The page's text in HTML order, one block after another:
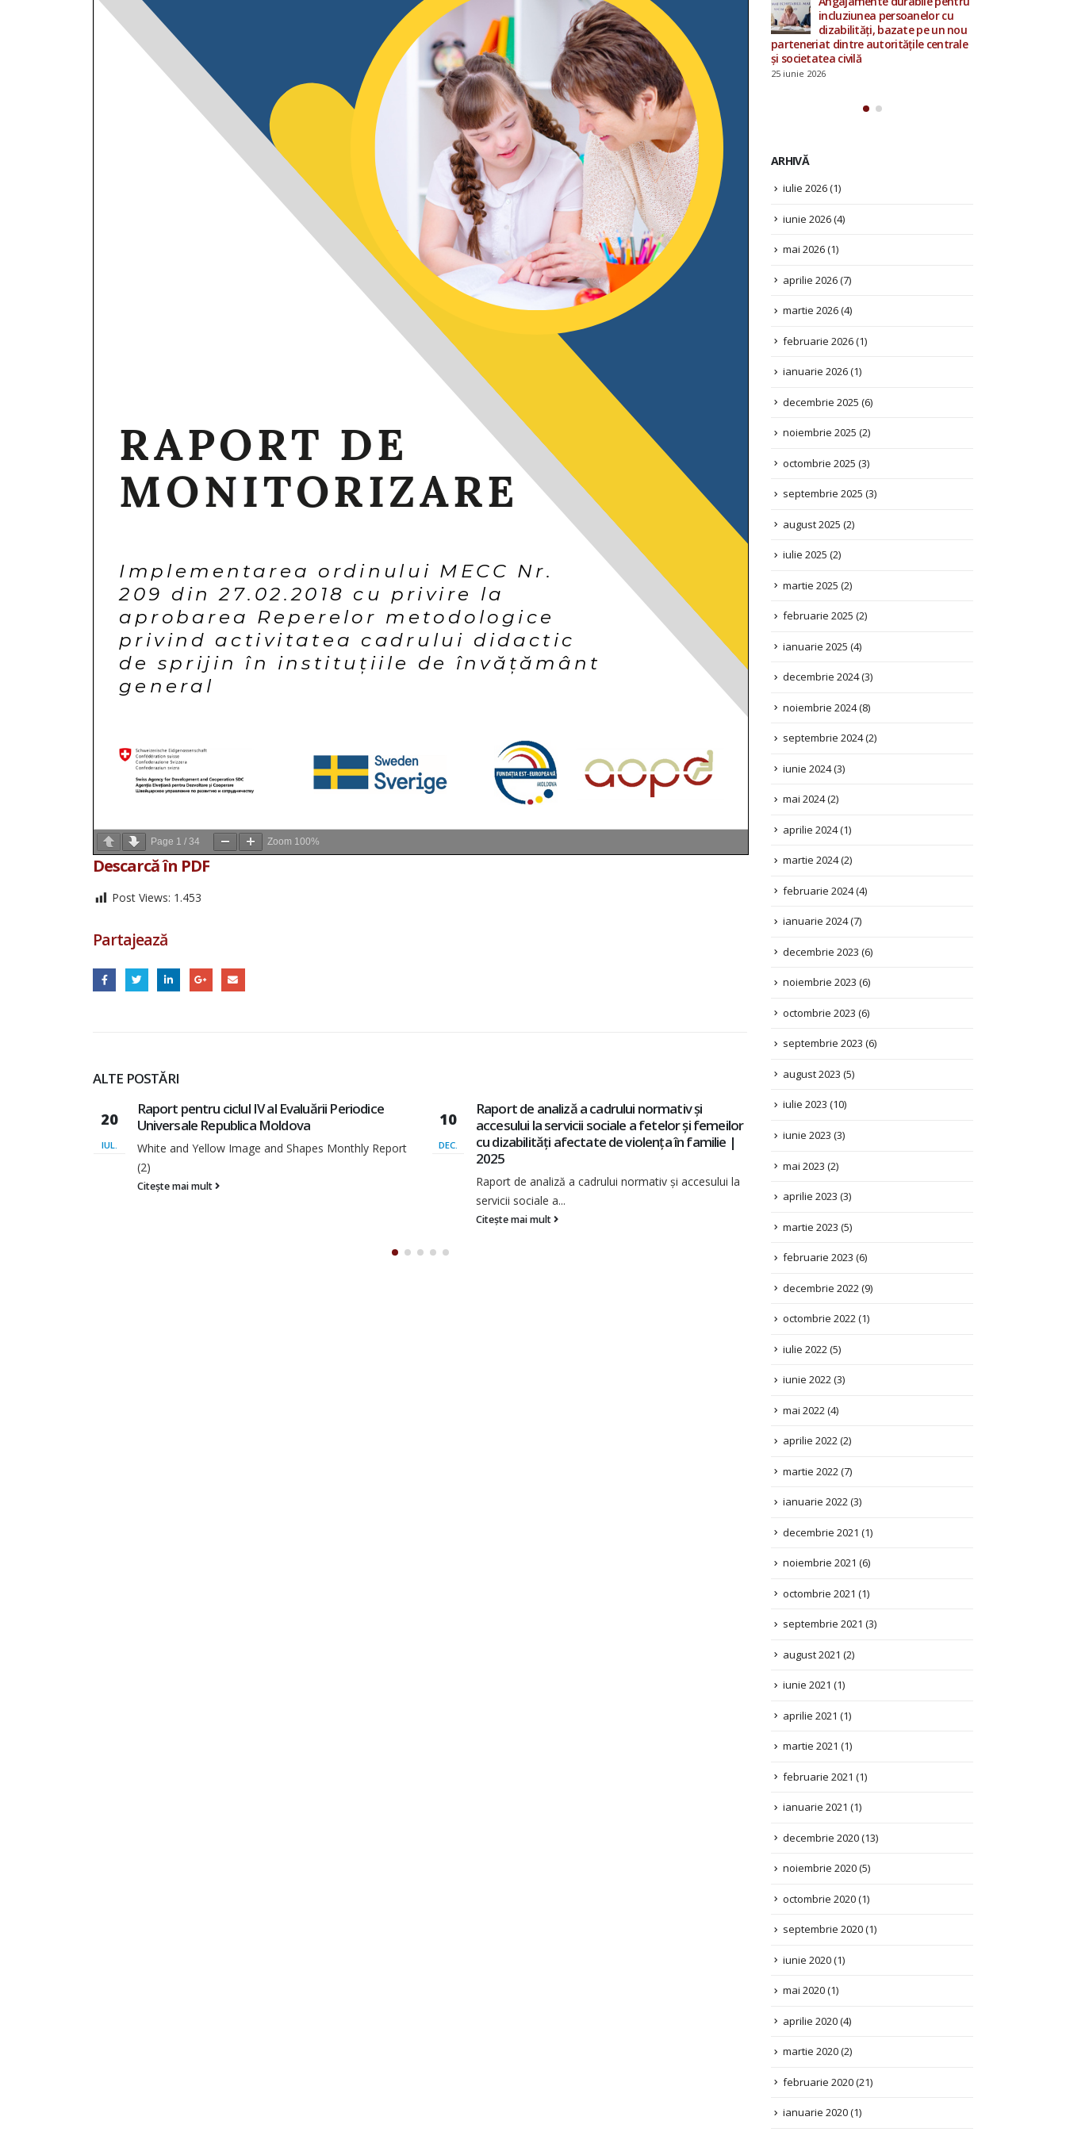
Page 1 / 34 Zoom 100%
Descarcă în PDF
Post Views: 1.453
Partajează
ALTE POSTĂRI
10
DEC.
Raport de analiză a cadrului normativ și
accesului la servicii sociale a fetelor și femeilor
cu dizabilități afectate de violența în familie |
2025
Raport de analiză a cadrului normativ și accesului la
14
SEPT.
Raport: Situația actuală a membrilor AOPD –
resurse, realități și provocări
Situația actuală a membrilor AOPD – resurse,
realități Descarcă în PDF
Citește mai mult
Information for the List of Issues, for UN
Disabilities in the context of the review of
combined second and third periodic
the Republic of Moldova
Information for the List of Issues for UN
Citește mai mult
parteneriat dintre autoritățile centrale
și societatea civilă
25 iunie 2026
15 mai 2026
incluziunea persoanelor cu
dizabilități, bazate pe un nou
parteneriat dintre autoritățile centrale
și societatea civilă
25 iunie 2026
15 mai 2026
iulie 2026
iunie 2026(4)
mai 2026(1)
aprilie 2026(7)
martie 2026 (4)
februarie 2026
ianuarie 2026(1)
decembrie 2025(6)
noiembrie 2025(2)
octombrie 2025 (3)
septembrie 2025(3)
august 2025 (2)
iulie 2025(2)
martie 2025(2)
februarie 2025
ianuarie 2025(4)
decembrie 2024(3)
noiembrie 2024(8)
septembrie 2024(2)
iunie 2024(3)
mai 2024(2)
aprilie 2024(1)
martie 2024 (2)
februarie 2024
ianuarie 2024(7)
decembrie 2023(6)
noiembrie 2023(6)
octombrie 2023 (6)
septembrie 2023(6)
august 2023 (5)
iulie 2023(10)
iunie 2023(3)
mai 2023(2)
aprilie 2023(3)
martie 2023 (5)
februarie 2023
decembrie 2022(9)
octombrie 2022(1)
iulie 2022(5)
iunie 2022(3)
mai 2022(4)
aprilie 2022(2)
martie 2022 (7)
ianuarie 2022(3)
decembrie 2021(1)
noiembrie 2021(6)
octombrie 2021 (1)
septembrie 2021(3)
august 2021 (2)
iunie 2021(1)
aprilie 2021(1)
martie 2021 (1)
februarie 2021
ianuarie 2021(1)
decembrie 2020(13)
noiembrie 2020(5)
octombrie 2020(1)
septembrie 2020(1)
iunie 2020(1)
mai 2020(1)
aprilie 2020(4)
martie 2020 (2)
februarie 2020
ianuarie 2020(1)
decembrie 2019(2)